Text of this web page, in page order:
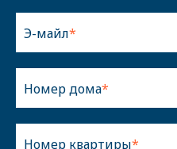
Э-майл
Номер дома
Номер квартиры